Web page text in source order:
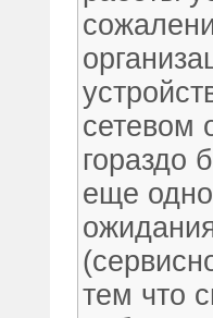
сетевом
гораздо
еще
тем что